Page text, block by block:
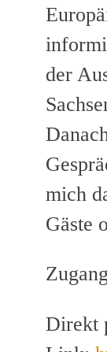
der
mich
Gäste
Direkt